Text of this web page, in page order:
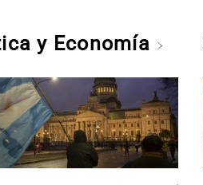
y Economía